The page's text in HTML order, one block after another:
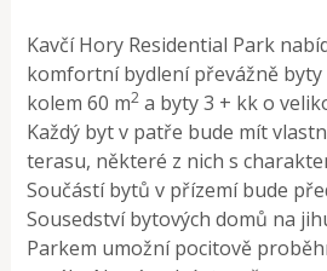
Kavčí Hory Residential Park
komfortní bydlení převážně byty
kolem 60 m2 a byty 3 + kk o
Každý byt v patře bude mít
terasu, některé z nich s
Součástí bytů v přízemí bude
Sousedství bytových domů na
Parkem umožní pocitově